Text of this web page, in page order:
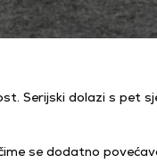
Serijski dolazi s pet
se dodatno